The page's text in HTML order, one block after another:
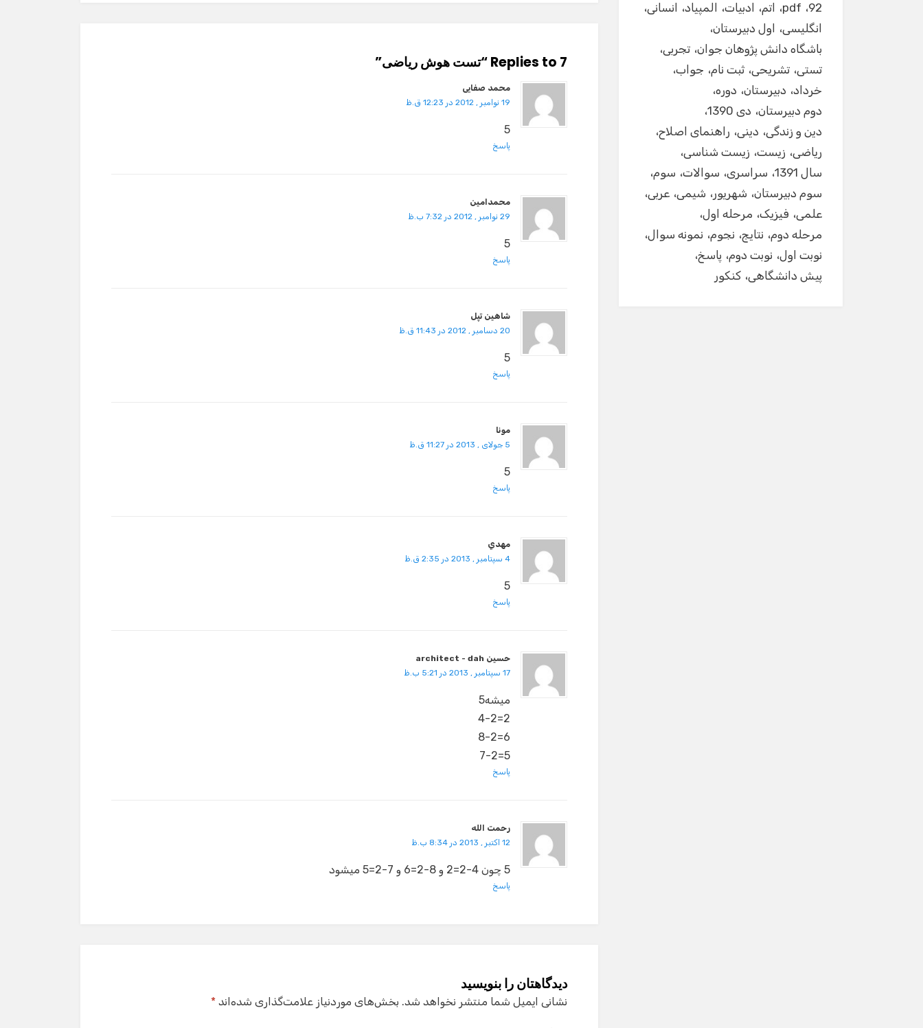
7 Replies to “تست هوش ریاضی”
محمد صفایی
19 نوامبر , 2012 در 12:23 ق.ظ
5
پاسخ
محمدامین
29 نوامبر , 2012 در 7:32 ب.ظ
5
پاسخ
شاهین تپل
20 دسامبر , 2012 در 11:43 ق.ظ
5
پاسخ
مونا
5 جولای , 2013 در 11:27 ق.ظ
5
پاسخ
مهدي
4 سپتامبر , 2013 در 2:35 ق.ظ
5
پاسخ
حسین architect - dah
17 سپتامبر , 2013 در 5:21 ب.ظ
میشه5
2=4-2
6=8-2
5=7-2
پاسخ
رحمت الله
12 اکتبر , 2013 در 8:34 ب.ظ
5 چون 4-2=2 و 8-2=6 و 7-2=5 میشود
پاسخ
دیدگاهتان را بنویسید
نشانی ایمیل شما منتشر نخواهد شد. بخش‌های موردنیاز علامت‌گذاری شده‌اند*
92
pdf اتم ادبیات المپیاد
انسانی
انگلیسی
اول دبیرستان
باشگاه دانش پژوهان جوان تجربی
تستی تشریحی ثبت نام جواب
خرداد دبیرستان دوره
دوم دبیرستان دی 1390
دین و زندگی دینی راهنمای اصلاح
ریاضی زیست زیست شناسی
سال 1391
سراسری سوالات سوم
سوم دبیرستان شهریور شیمی عربی
علمی فیزیک مرحله اول
مرحله دوم نتایج نجوم نمونه سوال
نوبت اول نوبت دوم پاسخ
پیش دانشگاهی کنکور